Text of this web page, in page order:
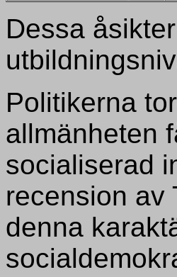
Dessa
Politikerna
allmänheten
socialiserad
recension av
denna